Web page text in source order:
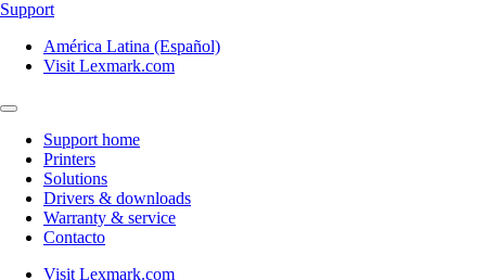
Support
América Latina (Español)
Visit Lexmark.com
Support home
Printers
Solutions
Drivers & downloads
Warranty & service
Contacto
Visit Lexmark.com